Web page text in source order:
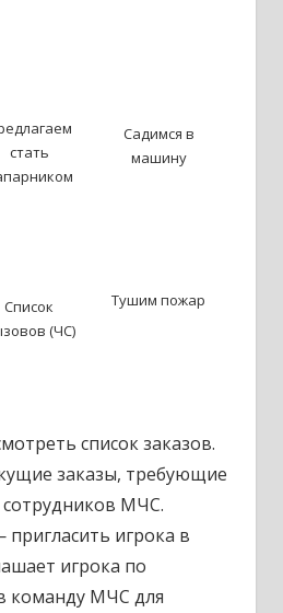
стать
Садимся в
машину
Список
(ЧС)
Тушим пожар
список заказов.
заказы, требующие
МЧС.
пригласить игрока в
игрока по
команду МЧС для